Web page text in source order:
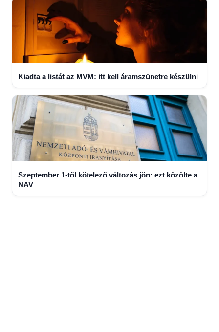
Kiadta a listát az MVM: itt kell áramszünetre készülni
Szeptember 1-től kötelező változás jön: ezt közölte a
NAV